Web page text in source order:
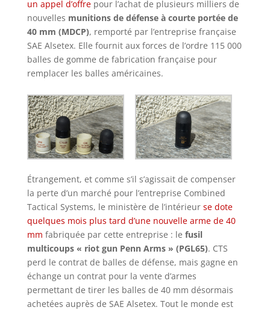
un appel d’offrepour l’achat de plusieurs milliers de
nouvelles munitions de défense à courte portée de
40 mm (MDCP), remporté par l’entreprise française
SAE Alsetex. Elle fournit aux forces de l’ordre 115 000
balles de gomme de fabrication française pour
remplacer les balles américaines.
Étrangement, et comme s’il s’agissait de compenser
la perte d’un marché pour l’entreprise Combined
Tactical Systems, le ministère de l’intérieur se dote
quelques mois plus tard d’une nouvelle arme de 40
mm fabriquée par cette entreprise : le fusil
multicoups « riot gun Penn Arms » (PGL65). CTS
perd le contrat de balles de défense, mais gagne en
échange un contrat pour la vente d’armes
permettant de tirer les balles de 40 mm désormais
achetées auprès de SAE Alsetex. Tout le monde est